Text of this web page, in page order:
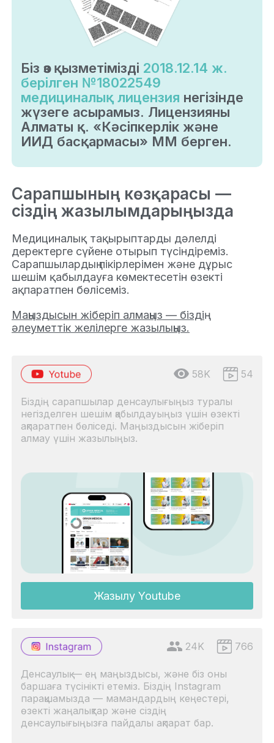
Біз өз қызметімізді 2018.12.14 ж.
берілген №18022549
медициналық лицензия негізінде
жүзеге асырамыз. Лицензияны
Алматы қ. «Кәсіпкерлік және
ИИД басқармасы» ММ берген.
Сарапшының көзқарасы —
сіздің жазылымдарыңызда
Медициналық тақырыптарды дәлелді
деректерге сүйене отырып түсіндіреміз.
Сарапшылардың пікірлерімен және дұрыс
шешім қабылдауға көмектесетін өзекті
ақпаратпен бөлісеміз.
Маңыздысын жіберіп алмаңыз — біздің
әлеуметтік желілерге жазылыңыз.
58K 54
Біздің сарапшылар денсаулығыңыз туралы
негізделген шешім қабылдауыңыз үшін өзекті
ақпаратпен бөліседі. Маңыздысын жіберіп
алмау үшін жазылыңыз.
Жазылу Youtube
24K 766
Денсаулық — ең маңыздысы, және біз оны
баршаға түсінікті етеміз. Біздің Instagram
парақшамызда — мамандардың кеңестері,
өзекті жаңалықтар және сіздің
денсаулығыңызға пайдалы ақпарат бар.